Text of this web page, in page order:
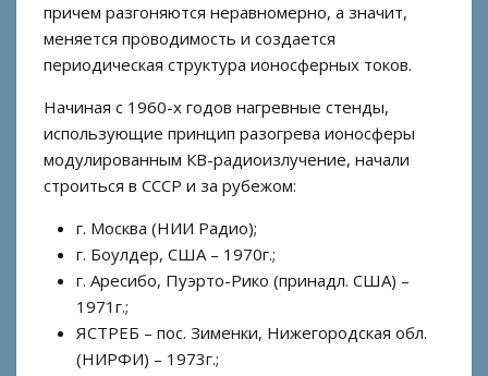
причем разгоняются неравномерно, а значит,
меняется проводимость и создается
периодическая структура ионосферных токов.
Начиная с 1960-х годов нагревные стенды,
использующие принцип разогрева ионосферы
модулированным КВ-радиоизлучение, начали
строиться в СССР и за рубежом:
г. Москва (НИИ Радио);
г. Боулдер, США – 1970г.;
г. Аресибо, Пуэрто-Рико (принадл. США) –
1971г.;
ЯСТРЕБ – пос. Зименки, Нижегородская обл.
(НИРФИ) – 1973г.;